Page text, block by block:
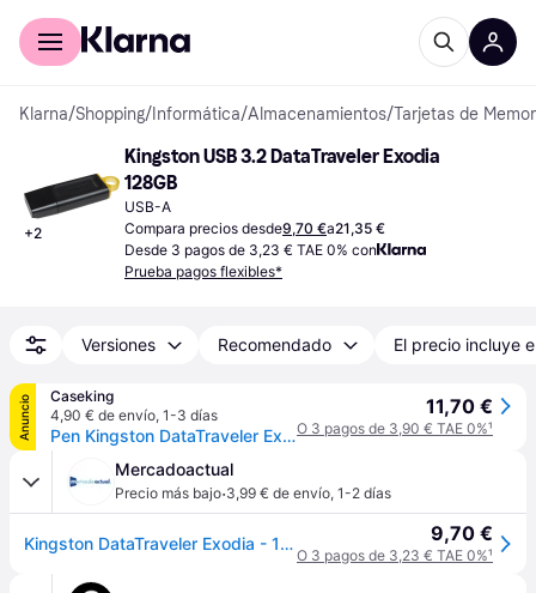
Comprar con Klarna
Klarna/Shopping/ Informática/Almacenamientos/Tarjetas de
+2
Kingston USB 3.2 DataTraveler Exodia
128GB
USB-A
Compara precios desde9,70 €a21,35 €
Desde 3 pagos de 3,23 € TAE 0% con
Prueba pagos flexibles*
Versiones Recomendado El precio incluye
Anuncio
Caseking
4,90 € de envío, 1-3 días
Pen Kingston DataTraveler Exodia 128GB USB3.2 Gen 1
11,70 €
O 3 pagos de 3,90 € TAE 0%¹
Mercadoactual
Precio más bajo·3,99 € de envío, 1-2 días
Kingston DataTraveler Exodia - 128GB USB tipo A 3.2 Gen 1 (3.1 Gen 1) Negro 9,70 €
O 3 pagos de 3,23 € TAE 0%¹